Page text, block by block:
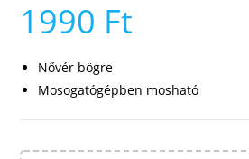
1990 Ft
Nővér bögre
Mosogatógépben mosható